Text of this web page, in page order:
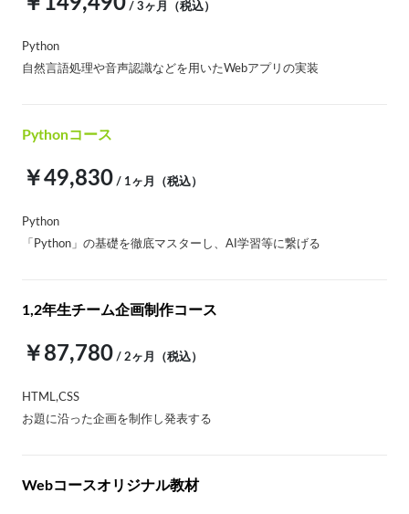
/ 3ヶ月（税込）
Python
自然言語処理や音声認識などを用いたWebアプリの実装
Pythonコース
￥49,830 / 1ヶ月（税込）
Python
「Python」の基礎を徹底マスターし、AI学習等に繋げる
1,2年生チーム企画制作コース
￥87,780 / 2ヶ月（税込）
HTML,CSS
お題に沿った企画を制作し発表する
Webコースオリジナル教材